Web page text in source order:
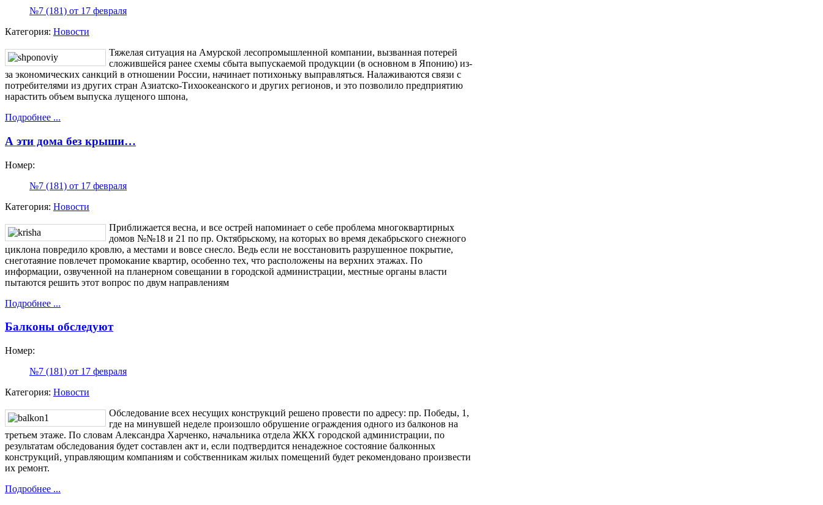
№7 (181) от 17 февраля
Категория: Новости
Тяжелая ситуация на Амурской лесопромышленной компании, вызванная потерей
сложившейся ранее схемы сбыта выпускаемой продукции (в основном в Японию) из-
за экономических санкций в отношении России, начинает потихоньку выправляться. Налаживаются связи с
потребителями из других стран Азиатско-Тихоокеанского и других регионов, и это позволило предприятию
нарастить объем выпуска лущеного шпона,
Подробнее ...
А эти дома без крыши…
Номер:
№7 (181) от 17 февраля
Категория: Новости
Приближается весна, и все острей напоминает о себе проблема многоквартирных
домов №№18 и 21 по пр. Октябрьскому, на которых во время декабрьского снежного
циклона повредило кровлю, а местами и вовсе снесло. Ведь если не восстановить разрушенное покрытие,
снеготаяние повлечет промокание квартир, особенно тех, что расположены на верхних этажах. По
информации, озвученной на планерном совещании в городской администрации, местные органы власти
пытаются решить этот вопрос по двум направлениям
Подробнее ...
Балконы обследуют
Номер:
№7 (181) от 17 февраля
Категория: Новости
Обследование всех несущих конструкций решено провести по адресу: пр. Победы, 1,
где на минувшей неделе произошло обрушение ограждения одного из балконов на
третьем этаже. По словам Александра Харченко, начальника отдела ЖКХ городской администрации, по
результатам обследования будет составлен акт и, если подтвердится ненадежное состояние балконных
конструкций, управляющим компаниям и собственникам жилых помещений будет рекомендовано произвести
их ремонт.
Подробнее ...